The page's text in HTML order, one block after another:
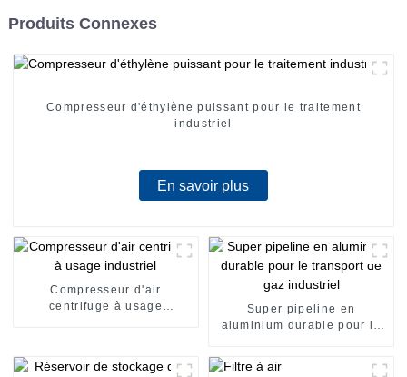
Produits Connexes
Compresseur d'éthylène puissant pour le traitement
industriel
En savoir plus
Compresseur d'air
centrifuge à usage
Super pipeline en
aluminium durable pour le